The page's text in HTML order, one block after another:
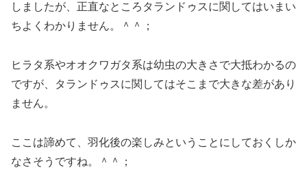
しましたが、正直なところタランドゥスに関してはいまい
ちよくわかりません。＾＾；
ヒラタ系やオオクワガタ系は幼虫の大きさで大抵わかるの
ですが、タランドゥスに関してはそこまで大きな差があり
ません。
ここは諦めて、羽化後の楽しみということにしておくしか
なさそうですね。＾＾；